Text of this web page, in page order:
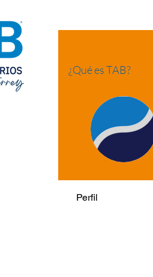
¿Qué es TAB?
Perfil